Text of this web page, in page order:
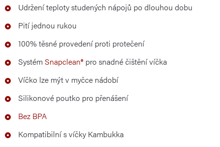
Udržení teploty studených nápojů po dlouhou dobu
Pití jednou rukou
100% těsné provedení proti protečení
Systém Snapclean® pro snadné čištění víčka
Víčko lze mýt v myčce nádobí
Silikonové poutko pro přenášení
Bez BPA
Kompatibilní s víčky Kambukka